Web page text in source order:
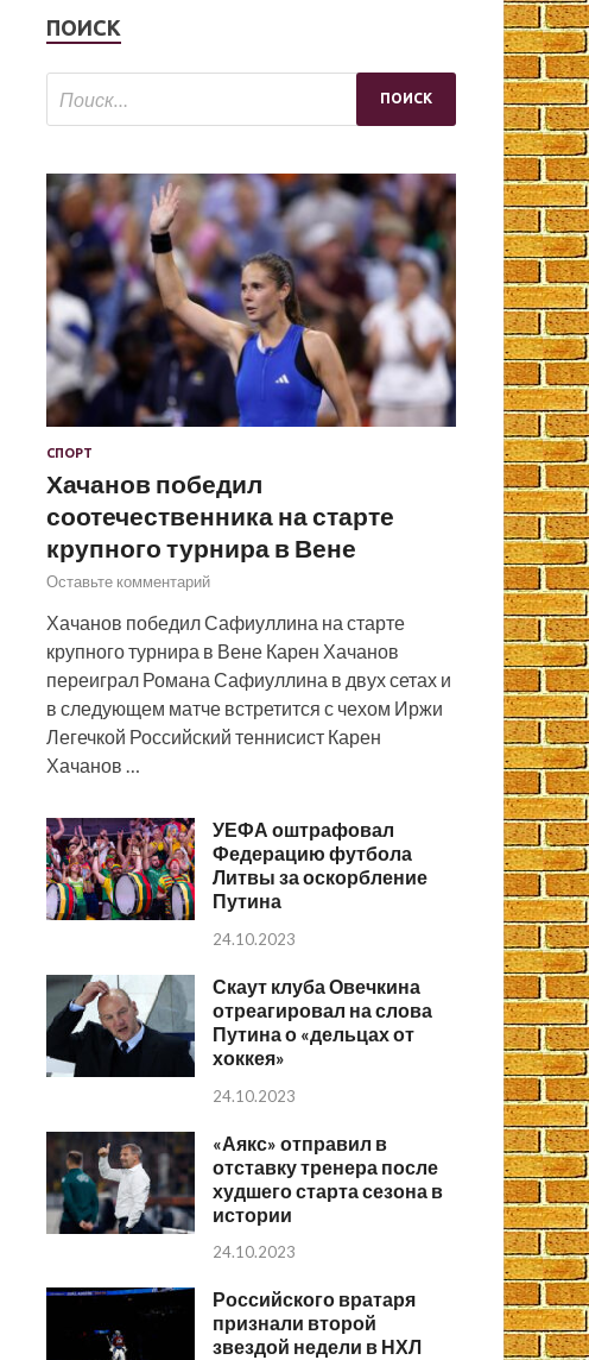
ПОИСК
СПОРТ
Хачанов победил
соотечественника на старте
крупного турнира в Вене
Оставьте комментарий
Хачанов победил Сафиуллина на старте
крупного турнира в Вене Карен Хачанов
переиграл Романа Сафиуллина в двух сетах и
в следующем матче встретится с чехом Иржи
Легечкой Российский теннисист Карен
Хачанов …
УЕФА оштрафовал
Федерацию футбола
Литвы за оскорбление
Путина
24.10.2023
Скаут клуба Овечкина
отреагировал на слова
Путина о «дельцах от
хоккея»
24.10.2023
«Аякс» отправил в
отставку тренера после
худшего старта сезона в
истории
24.10.2023
Российского вратаря
признали второй
звездой недели в НХЛ